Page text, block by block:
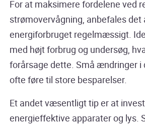
For at maksimere fordelene ved
strømovervågning, anbefales det
energiforbruget regelmæssigt.
med højt forbrug og undersøg,
forårsage dette. Små ændringer i
ofte føre til store besparelser.
Et andet væsentligt tip er at
energieffektive apparater og lys.